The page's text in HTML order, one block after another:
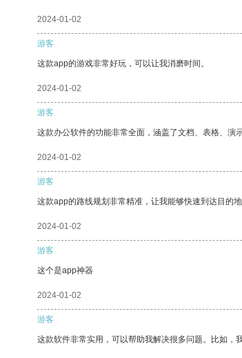
2024-01-02
游客
这款app的游戏非常好玩，可以让我消磨时间。
2024-01-02
游客
这款办公软件的功能非常全面，涵盖了文档、表格、演
2024-01-02
游客
这款app的路线规划非常精准，让我能够快速到达目的地
2024-01-02
游客
这个是app神器
2024-01-02
游客
这款软件非常实用，可以帮助我解决很多问题。比如，